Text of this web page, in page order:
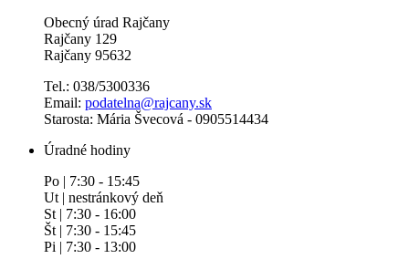
Obecný úrad Rajčany
Rajčany 129
Rajčany 95632
Tel.: 038/5300336
Email: podatelna@rajcany.sk
Starosta: Mária Švecová - 0905514434
Úradné hodiny
Po | 7:30 - 15:45
Ut | nestránkový deň
St | 7:30 - 16:00
Št | 7:30 - 15:45
Pi | 7:30 - 13:00